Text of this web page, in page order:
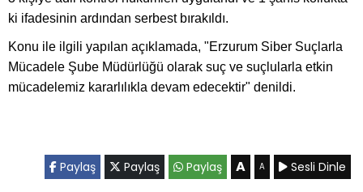
ki ifadesinin ardından serbest bırakıldı.
Konu ile ilgili yapılan açıklamada, "Erzurum Siber Suçlarla
Mücadele Şube Müdürlüğü olarak suç ve suçlularla etkin
mücadelemiz kararlılıkla devam edecektir" denildi.
Paylaş Paylaş Paylaş A A Sesli Dinle